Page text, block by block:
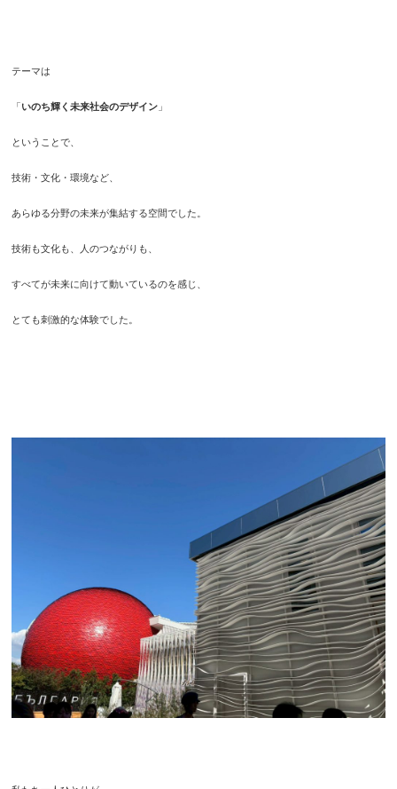
テーマは
「いのち輝く未来社会のデザイン 」
ということで、
技術・文化・環境など、
あらゆる分野の未来が集結する空間でした。
技術も文化も、人のつながりも、
すべてが未来に向けて動いているのを感じ、
とても刺激的な体験でした。